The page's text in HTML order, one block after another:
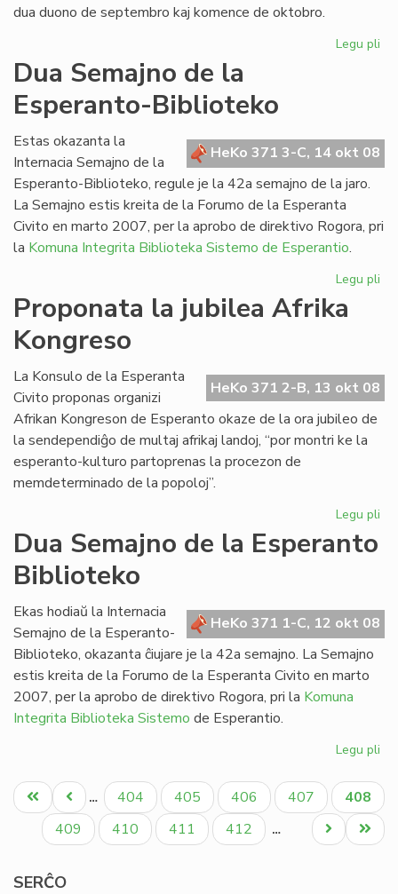
dua duono de septembro kaj komence de oktobro.
Legu pli
ro
Dua Semajno de la
Esperanto-Biblioteko
HeKo 371 3-C, 14 okt 08
Estas okazanta la
Internacia Semajno de la
Esperanto-Biblioteko, regule je la 42a semajno de la jaro.
La Semajno estis kreita de la Forumo de la Esperanta
Civito en marto 2007, per la aprobo de direktivo Rogora, pri
la Komuna Integrita Biblioteka Sistemo de Esperantio.
Legu pli
Proponata la jubilea Afrika
Kongreso
HeKo 371 2-B, 13 okt 08
La Konsulo de la Esperanta
Civito proponas organizi
Afrikan Kongreson de Esperanto okaze de la ora jubileo de
la sendependiĝo de multaj afrikaj landoj, “por montri ke la
esperanto-kulturo partoprenas la procezon de
memdeterminado de la popoloj”.
Legu pli
Dua Semajno de la Esperanto
Biblioteko
HeKo 371 1-C, 12 okt 08
Ekas hodiaŭ la Internacia
Semajno de la Esperanto-
Biblioteko, okazanta ĉiujare je la 42a semajno. La Semajno
estis kreita de la Forumo de la Esperanta Civito en marto
2007, per la aprobo de direktivo Rogora, pri la Komuna
Integrita Biblioteka Sistemo de Esperantio.
Legu pli
de
la
Pagination
Unua
paĝo
Antaŭa
paĝo
… Paĝo
404 Paĝo
405 Paĝo
406 Paĝo
407
Aktuala
paĝo
408
Paĝo
409 Paĝo
410 Paĝo
411 Paĝo
412 …
Last
page
Next
page
SERĈO